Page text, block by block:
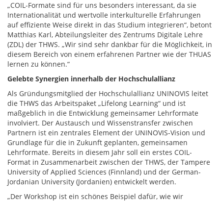
„COIL-Formate sind für uns besonders interessant, da sie
Internationalität und wertvolle interkulturelle Erfahrungen
auf effiziente Weise direkt in das Studium integrieren“, betont
Matthias Karl, Abteilungsleiter des Zentrums Digitale Lehre
(ZDL) der THWS. „Wir sind sehr dankbar für die Möglichkeit, in
diesem Bereich von einem erfahrenen Partner wie der THUAS
lernen zu können.“
Gelebte Synergien innerhalb der Hochschulallianz
Als Gründungsmitglied der Hochschulallianz UNINOVIS leitet
die THWS das Arbeitspaket „Lifelong Learning“ und ist
maßgeblich in die Entwicklung gemeinsamer Lehrformate
involviert. Der Austausch und Wissenstransfer zwischen
Partnern ist ein zentrales Element der UNINOVIS-Vision und
Grundlage für die in Zukunft geplanten, gemeinsamen
Lehrformate. Bereits in diesem Jahr soll ein erstes COIL-
Format in Zusammenarbeit zwischen der THWS, der Tampere
University of Applied Sciences (Finnland) und der German-
Jordanian University (Jordanien) entwickelt werden.
„Der Workshop ist ein schönes Beispiel dafür, wie wir